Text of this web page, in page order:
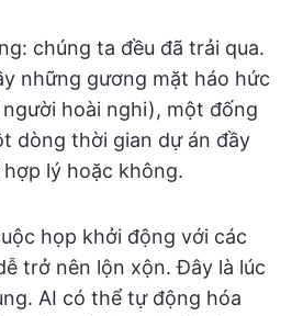
chúng ta đều đã trải qua.
những gương mặt háo hức
hoài nghi), một đống
dòng thời gian dự án đầy
lý hoặc không.
họp khởi động với các
trở nên lộn xộn. Đây là lúc
AI có thể tự động hóa